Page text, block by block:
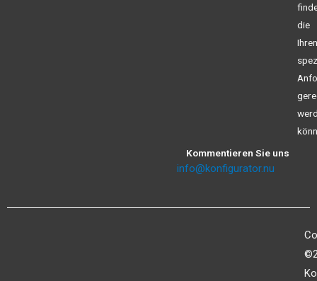
die
Ihren
Kommentieren Sie uns
info@konfigurator.nu